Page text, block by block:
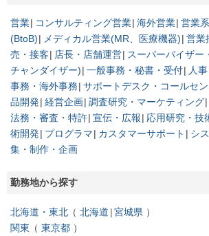
営業 コンサルティング営業 海外営業 営業
(BtoB)
メディカル営業(MR、医療機器) 営業
売・接客
店長・店舗運営 スーパーバイザー
チャンダイザー) 一般事務・秘書・受付 人
事務・海外事務 サポートデスク・コールセ
品開発 経営企画 調査研究・マーケティング
法務・審査・特許 宣伝・広報 応用研究・技
術開発
プログラマ カスタマーサポート シ
集・制作・企画
勤務地から探す
北海道・東北 北海道 宮城県
関東
東京都